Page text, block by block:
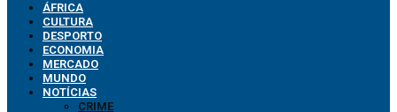
ÁFRICA
CULTURA
DESPORTO
ECONOMIA
MERCADO
MUNDO
NOTÍCIAS
CRIME